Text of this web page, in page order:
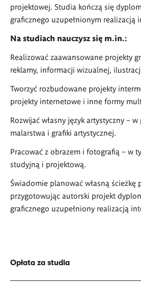
projektowej. Studia kończą się
graficznego uzupełnionym realizacją
Na studiach nauczysz się m.in.:
Realizować zaawansowane projekty
reklamy, informacji wizualnej,
Tworzyć rozbudowane projekty
projekty internetowe i inne formy
Rozwijać własny język artystyczny –
malarstwa i grafiki artystycznej.
Pracować z obrazem i fotografią – w
studyjną i projektową.
Świadomie planować własną ścieżkę
przygotowując autorski projekt
graficznego uzupełniony realizacją
Opłata za studia